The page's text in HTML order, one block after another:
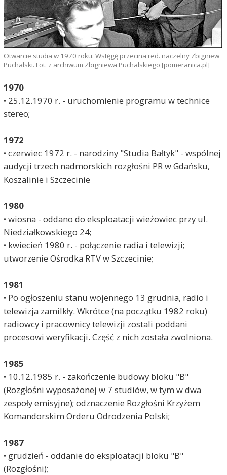
Otwarcie studia w 1970 roku. Wstęgę przecina red. naczelny Zbigniew
Puchalski. Fot. z archiwum Zbigniewa Puchalskiego [pomeranica.pl]
1970
• 25.12.1970 r. - uruchomienie programu w technice
stereo;
1972
• czerwiec 1972 r. - narodziny "Studia Bałtyk" - wspólnej
audycji trzech nadmorskich rozgłośni PR w Gdańsku,
Koszalinie i Szczecinie
1980
• wiosna - oddano do eksploatacji wieżowiec przy ul.
Niedziałkowskiego 24;
• kwiecień 1980 r. - połączenie radia i telewizji;
utworzenie Ośrodka RTV w Szczecinie;
1981
• Po ogłoszeniu stanu wojennego 13 grudnia, radio i
telewizja zamilkły. Wkrótce (na początku 1982 roku)
radiowcy i pracownicy telewizji zostali poddani
procesowi weryfikacji. Część z nich została zwolniona.
1985
• 10.12.1985 r. - zakończenie budowy bloku "B"
(Rozgłośni wyposażonej w 7 studiów, w tym w dwa
zespoły emisyjne); odznaczenie Rozgłośni Krzyżem
Komandorskim Orderu Odrodzenia Polski;
1987
• grudzień - oddanie do eksploatacji bloku "B"
(Rozgłośni);